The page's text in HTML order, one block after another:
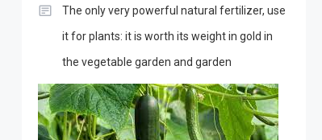
The only very powerful natural fertilizer, use
it for plants: it is worth its weight in gold in
the vegetable garden and garden